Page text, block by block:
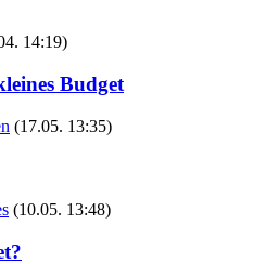
14:19)
Budget
(17.05. 13:35)
(10.05. 13:48)